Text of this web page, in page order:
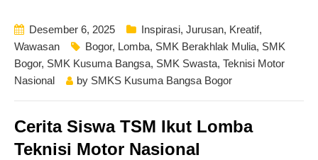
Desember 6, 2025 Inspirasi, Jurusan, Kreatif,
Wawasan
Bogor, Lomba, SMK Berakhlak Mulia, SMK
Bogor, SMK Kusuma Bangsa, SMK Swasta, Teknisi Motor
Nasional
by SMKS Kusuma Bangsa Bogor
Cerita Siswa TSM Ikut Lomba
Teknisi Motor Nasional